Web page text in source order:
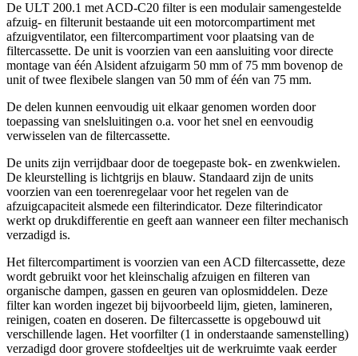
De ULT 200.1 met ACD-C20 filter is een modulair samengestelde
afzuig- en filterunit bestaande uit een motorcompartiment met
afzuigventilator, een filtercompartiment voor plaatsing van de
filtercassette. De unit is voorzien van een aansluiting voor directe
montage van één Alsident afzuigarm 50 mm of 75 mm bovenop de
unit of twee flexibele slangen van 50 mm of één van 75 mm.
De delen kunnen eenvoudig uit elkaar genomen worden door
toepassing van snelsluitingen o.a. voor het snel en eenvoudig
verwisselen van de filtercassette.
De units zijn verrijdbaar door de toegepaste bok- en zwenkwielen.
De kleurstelling is lichtgrijs en blauw. Standaard zijn de units
voorzien van een toerenregelaar voor het regelen van de
afzuigcapaciteit alsmede een filterindicator. Deze filterindicator
werkt op drukdifferentie en geeft aan wanneer een filter mechanisch
verzadigd is.
Het filtercompartiment is voorzien van een ACD filtercassette, deze
wordt gebruikt voor het kleinschalig afzuigen en filteren van
organische dampen, gassen en geuren van oplosmiddelen. Deze
filter kan worden ingezet bij bijvoorbeeld lijm, gieten, lamineren,
reinigen, coaten en doseren. De filtercassette is opgebouwd uit
verschillende lagen. Het voorfilter (1 in onderstaande samenstelling)
verzadigd door grovere stofdeeltjes uit de werkruimte vaak eerder